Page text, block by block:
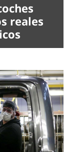
reales